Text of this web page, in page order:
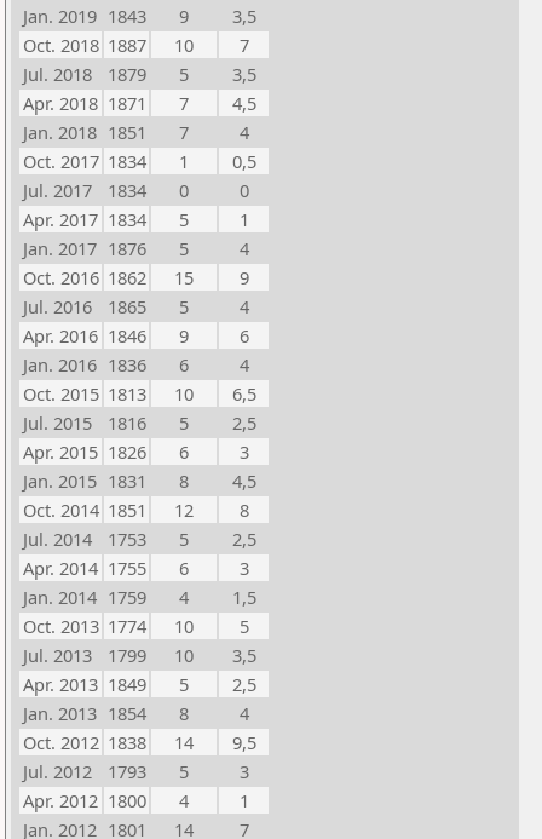
Jan. 2019 1843 9
3,5
Oct. 2018 1887 10
7
Jul. 2018
1879 5
3,5
Apr. 2018 1871 7
4,5
Jan. 2018 1851 7
4
Oct. 2017 1834 1
0,5
Jul. 2017
1834 0
0
Apr. 2017 1834 5
1
Jan. 2017 1876 5
4
Oct. 2016 1862 15
9
Jul. 2016
1865 5
4
Apr. 2016 1846 9
6
Jan. 2016 1836 6
4
Oct. 2015 1813 10
6,5
Jul. 2015
1816 5
2,5
Apr. 2015 1826 6
3
Jan. 2015 1831 8
4,5
Oct. 2014 1851 12
8
Jul. 2014
1753 5
2,5
Apr. 2014 1755 6
3
Jan. 2014 1759 4
1,5
Oct. 2013 1774 10
5
Jul. 2013
1799 10
3,5
Apr. 2013 1849 5
2,5
Jan. 2013 1854 8
4
Oct. 2012 1838 14
9,5
Jul. 2012
1793 5
3
Apr. 2012 1800 4
1
Jan. 2012 1801 14
7